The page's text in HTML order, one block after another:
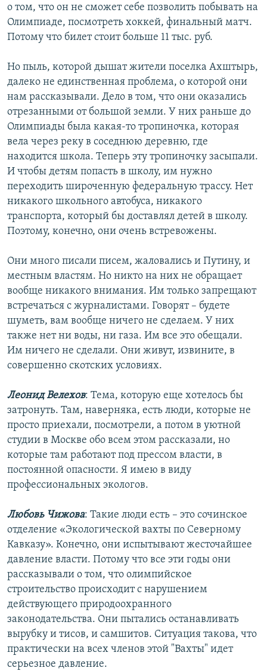
о том, что он не сможет себе позволить побывать на
Олимпиаде, посмотреть хоккей, финальный матч.
Потому что билет стоит больше 11 тыс. руб.
Но пыль, которой дышат жители поселка Ахштырь,
далеко не единственная проблема, о которой они
нам рассказывали. Дело в том, что они оказались
отрезанными от большой земли. У них раньше до
Олимпиады была какая-то тропиночка, которая
вела через реку в соседнюю деревню, где
находится школа. Теперь эту тропиночку засыпали.
И чтобы детям попасть в школу, им нужно
переходить широченную федеральную трассу. Нет
никакого школьного автобуса, никакого
транспорта, который бы доставлял детей в школу.
Поэтому, конечно, они очень встревожены.
Они много писали писем, жаловались и Путину, и
местным властям. Но никто на них не обращает
вообще никакого внимания. Им только запрещают
встречаться с журналистами. Говорят – будете
шуметь, вам вообще ничего не сделаем. У них
также нет ни воды, ни газа. Им все это обещали.
Им ничего не сделали. Они живут, извините, в
совершенно скотских условиях.
Леонид Велехов: Тема, которую еще хотелось бы
затронуть. Там, наверняка, есть люди, которые не
просто приехали, посмотрели, а потом в уютной
студии в Москве обо всем этом рассказали, но
которые там работают под прессом власти, в
постоянной опасности. Я имею в виду
профессиональных экологов.
Любовь Чижова: Такие люди есть – это сочинское
отделение «Экологической вахты по Северному
Кавказу». Конечно, они испытывают жесточайшее
давление власти. Потому что все эти годы они
рассказывали о том, что олимпийское
строительство происходит с нарушением
действующего природоохранного
законодательства. Они пытались останавливать
вырубку и тисов, и самшитов. Ситуация такова, что
практически на всех членов этой "Вахты" идет
серьезное давление.